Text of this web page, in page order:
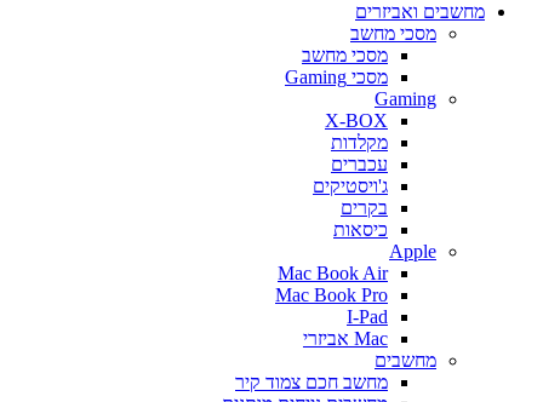
מחשבים ואביזרים
מסכי מחשב
מסכי מחשב
מסכי Gaming
Gaming
X-BOX
מקלדות
עכברים
ג'ויסטיקים
בקרים
כיסאות
Apple
Mac Book Air
Mac Book Pro
I-Pad
Mac אביזרי
מחשבים
מחשב חכם צמוד קיר